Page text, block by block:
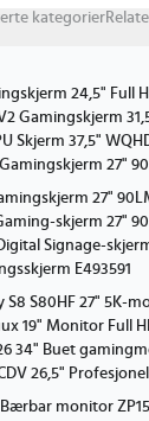
kategorier
24,5" Full
Gamingskjerm
Skjerm 37,5"
27"
27"
skjerm 27"
E493591
S80HF 27" 5K-
19" Monitor Full
34" Buet
Bærbar monitor